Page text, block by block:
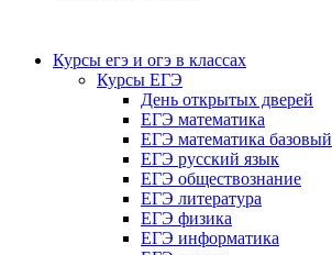
Курсы егэ и огэ в классах
Курсы ЕГЭ
День открытых дверей
ЕГЭ математика
ЕГЭ математика базовый
ЕГЭ русский язык
ЕГЭ обществознание
ЕГЭ литература
ЕГЭ физика
ЕГЭ информатика